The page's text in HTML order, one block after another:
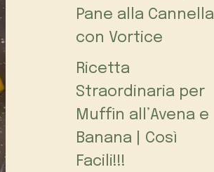
Pane alla Cannella
con Vortice
Ricetta
Straordinaria per
Muffin all’Avena e
Banana | Così
Facili!!!